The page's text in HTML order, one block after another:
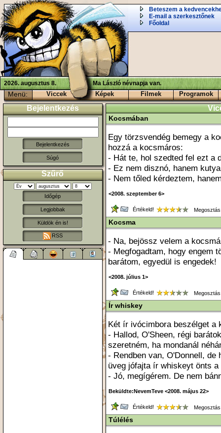
Beteszem a
E-mail a szerkesztőnek
Főoldal
2026. augusztus 8. Ma László névnapja van.
Menü: Viccek Képek Filmek Programok
Bejelentkezés
Súgó
Szűrő
Időgép
Legjobbak
Küldök én is!
RSS
Kocsmában
Egy törzsvendég bemegy a
hozzá a kocsmáros:
- Hát te, hol szedted fel ezt a
- Ez nem disznó, hanem
- Nem tőled kérdeztem,
<2008. szeptember 6>
Értékeld!
Kocsma
- Na, bejössz velem a
- Megfogadtam, hogy engem
barátom, egyedül is engedek!
<2008. július 1>
Értékeld!
Ír whiskey
Két ír ivócimbora beszélget a
- Hallod, O'Sheen, régi
szeretném, ha mondanál
- Rendben van, O'Donnell,
üveg jófajta ír whiskeyt önts
- Jó, megígérem. De nem
Beküldte:NevemTeve <2008. május 22>
Értékeld!
Túlélés